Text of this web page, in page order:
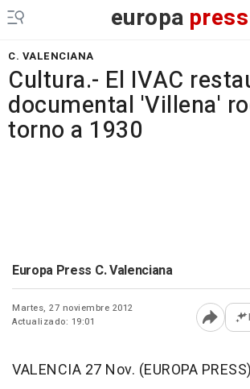
europa press
C. VALENCIANA
Cultura.- El IVAC
documental 'Villena'
torno a 1930
Europa Press C. Valenciana
Martes, 27 noviembre 2012
Actualizado: 19:01
Abrir
VALENCIA 27 Nov. (EUROPA